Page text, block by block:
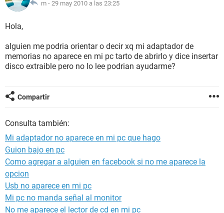
m - 29 may 2010 a las 23:25
Hola,
alguien me podria orientar o decir xq mi adaptador de
memorias no aparece en mi pc tarto de abrirlo y dice insertar
disco extraible pero no lo lee podrian ayudarme?
Compartir
Consulta también:
Mi adaptador no aparece en mi pc que hago
Guion bajo en pc
Como agregar a alguien en facebook si no me aparece la
opcion
Usb no aparece en mi pc
Mi pc no manda señal al monitor
No me aparece el lector de cd en mi pc